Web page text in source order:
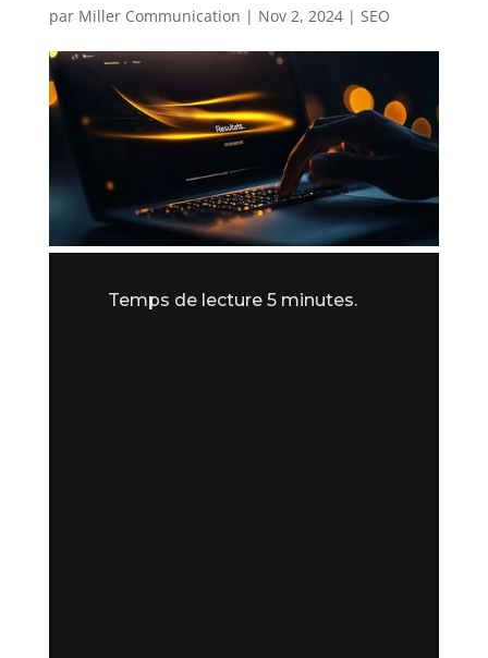
par Miller Communication | Nov 2, 2024| SEO
Temps de lecture 5 minutes.